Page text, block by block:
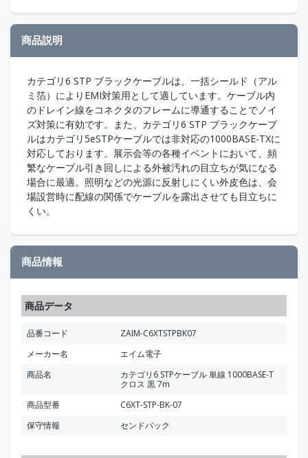
商品説明
カテゴリ6 STP ブラックケーブルは、一括シールド（アル
ミ箔）によりEMI対策用として適しています。ケーブル内
のドレイン線をコネクタのフレームに導通することでノイ
ズ対策に有効です。また、カテゴリ6 STP ブラックケーブ
ルはカテゴリ5eSTPケーブルでは非対応の1000BASE-TXに
対応しております。展示会等の各種イベントにおいて、頻
繁なケーブル引き回しによる外被汚れの目立ちが気になる
場合に最適。照明などの光源に反射しにくい外皮色は、会
場設営時に配線の関係でケーブルを露出させても目立ちに
くい。
商品情報
商品データ
品番コード
ZAIM-C6XTSTPBK07
メーカー名
エイム電子
商品名
カテゴリ6 STPケーブル 単線 1000BASE-T
クロス 黒 7m
商品型番
C6XT-STP-BK-07
保守情報
センドバック